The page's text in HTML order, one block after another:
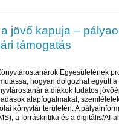
jövő kapuja –
támogatás
Egyesületének
hogyan dolgozhat együtt
a diákok tudatos
alapfogalmakat,
könyvtár területén. A
a forráskritika és a digitális/